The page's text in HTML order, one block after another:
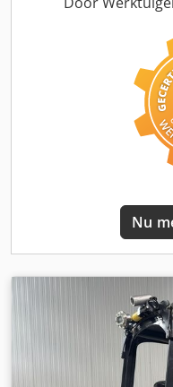
veiligheidskeuring,
onderhoudshistorie,
elektrische
Bedrijfstijden: 2.618 *
4.000 mm *
LINDE 2,0 ton
goede banden
volledig vrije hefhoogte,
vorklengte 1.200 mm,
de specificaties van
Verkoop is uitsluitend
verkoop, fouten en
vorkheftruck kunnen wij
eigen laadplateau-
aanvraag). Meer
onze website!
Nu